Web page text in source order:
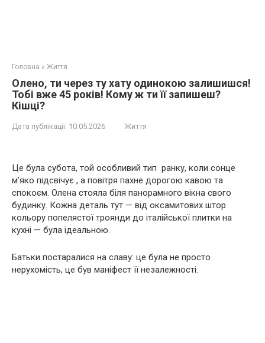
Головна » Життя
Олено, ти через ту хату одинокою залишишся!
Тобі вже 45 років! Кому ж ти її запишеш?
Кішці?
Дата публікації: 10.05.2026 Життя
Це була субота, той особливий тип ранку, коли сонце
м’яко підсвічує , а повітря пахне дорогою кавою та
спокоєм. Олена стояла біля панорамного вікна свого
будинку. Кожна деталь тут — від оксамитових штор
кольору попелястої троянди до італійської плитки на
кухні — була ідеальною.
Батьки постаралися на славу: це була не просто
нерухомість, це був маніфест її незалежності.